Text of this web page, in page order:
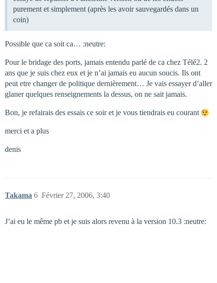
purement et simplement (après les avoir sauvegardés dans un
coin)
Possible que ca soit ca… :neutre:
Pour le bridage des ports, jamais entendu parlé de ca chez Télé2. 2
ans que je suis chez eux et je n’ai jamais eu aucun soucis. Ils ont
peut etre changer de politique dernièrement… Je vais essayer d’aller
glaner quelques renseignements la dessus, on ne sait jamais.
Bon, je refairais des essais ce soir et je vous tiendrais eu courant
merci et a plus
denis
Takama Février 27, 2006, 3:40
6
J’ai eu le même pb et je suis alors revenu à la version 10.3 :neutre: